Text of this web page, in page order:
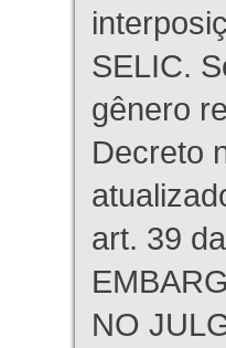
SELIC.
gênero
Decreto
art. 39
NO